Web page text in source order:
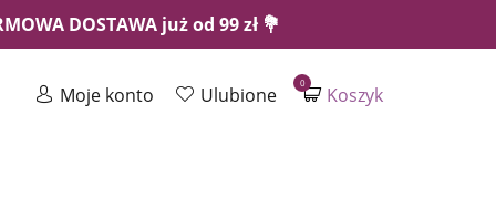
DOSTAWA już od 99 zł 💐
Moje konto Ulubione Koszyk
0